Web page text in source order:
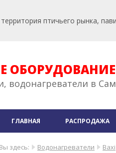
птичьего рынка,
ОБОРУДОВАНИЕ
водонагреватели в
ГЛАВНАЯ РАСПРОДАЖА
Вы здесь: Водонагреватели Baxi